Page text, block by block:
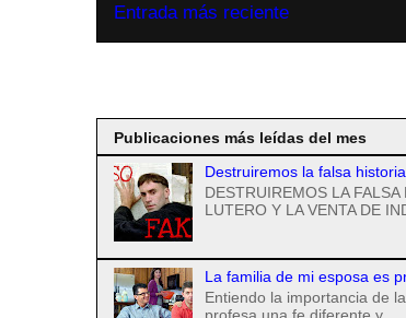
Entrada más reciente
Publicaciones más leídas del mes
Destruiremos la falsa
DESTRUIREMOS LA
LUTERO Y LA VENTA DE
La familia de mi esposa es
Entiendo la importancia de
profesa una fe diferente y...